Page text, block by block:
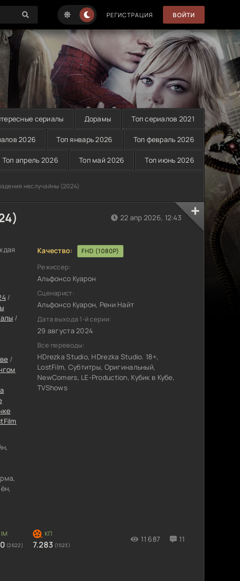
РЕГИСТРАЦИЯ ВОЙТИ
сериалы Дорамы Топ сериалов 2021
2026 Топ январь 2026 Топ февраль 2026
Топ апрель 2026 Топ май 2026 Топ июнь 2026
неслучайны (2024)
/
/
/
(2622) 7.283 (1523)
11 687 11
22 апр 2026, 12:43
Качество: FHD (1080P)
Режиссер:
Альфонсо Куарон
Сценарист:
Альфонсо Куарон, Рени Найт
Дата выхода 1-й серии:
29 августа 2024
Все переводы:
HDrezka Studio, HDrezka Studio. 18+,
LostFilm, Субтитры, Оригинальный,
NewComers, LE-Production, Кубик в Кубе,
TVShows